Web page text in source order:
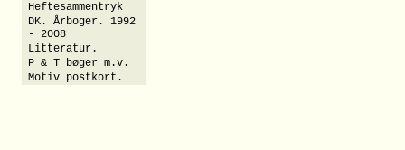
Heftesammentryk
DK. Årboger. 1992
- 2008
Litteratur.
P & T bøger m.v.
Motiv postkort.